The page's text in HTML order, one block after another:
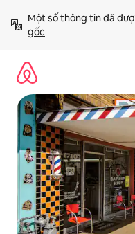
đến
Một số thông tin đã
gốc